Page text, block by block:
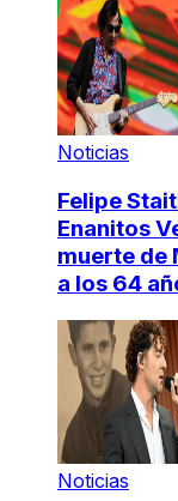
Noticias
Felipe
Enanitos
muerte de
a los 64
Noticias